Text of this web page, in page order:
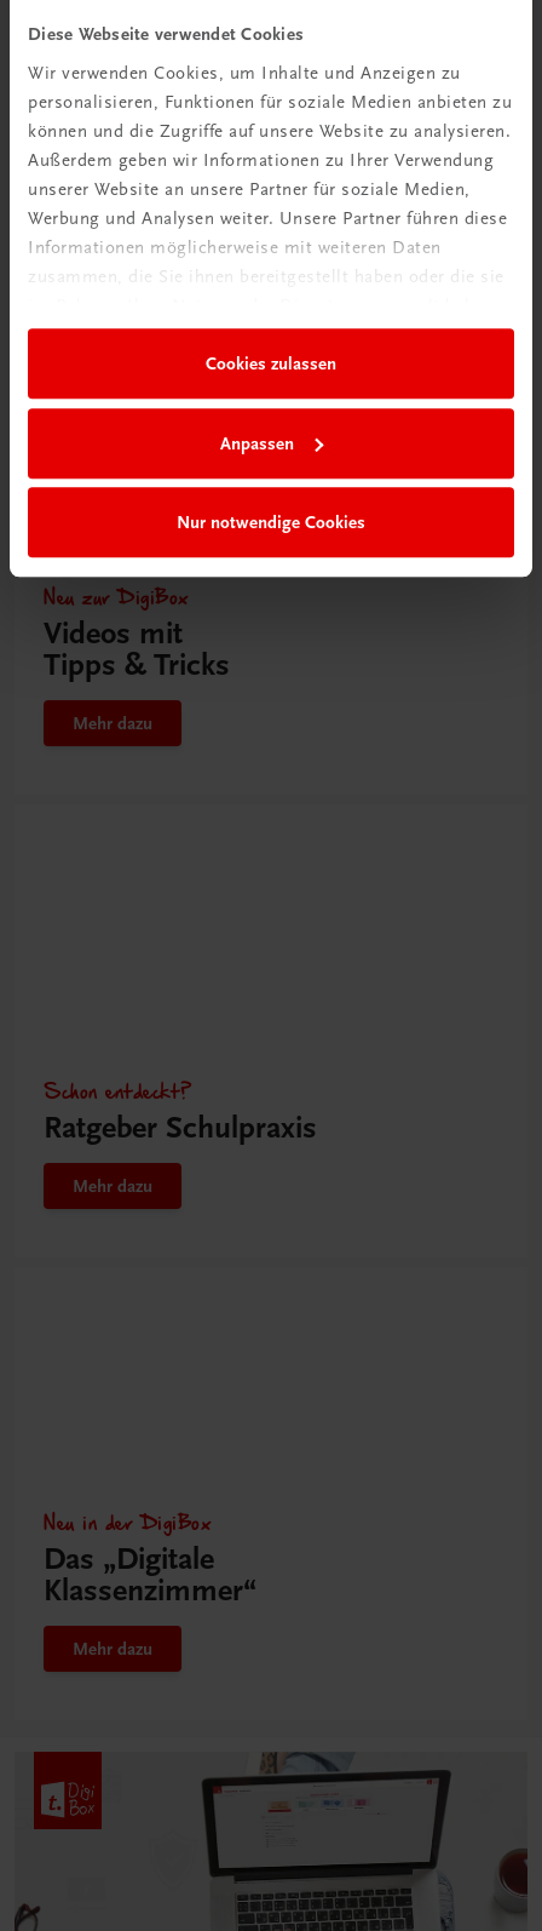
Diese Webseite verwendet Cookies
Wir verwenden Cookies, um Inhalte und Anzeigen zu
personalisieren, Funktionen für soziale Medien anbieten zu
können und die Zugriffe auf unsere Website zu analysieren.
Außerdem geben wir Informationen zu Ihrer Verwendung
unserer Website an unsere Partner für soziale Medien,
Werbung und Analysen weiter. Unsere Partner führen diese
Informationen möglicherweise mit weiteren Daten
zusammen, die Sie ihnen bereitgestellt haben oder die sie
Cookies zulassen
Anpassen
Nur notwendige Cookies
Rabattcode erhalten
Newsletter abonnieren
& Versandkosten sparen
Jetzt anmelden
Neu zur DigiBox
Videos mit
Tipps & Tricks
Mehr dazu
Schon entdeckt?
Ratgeber Schulpraxis
Mehr dazu
Neu in der DigiBox
Das „Digitale
Klassenzimmer“
Mehr dazu